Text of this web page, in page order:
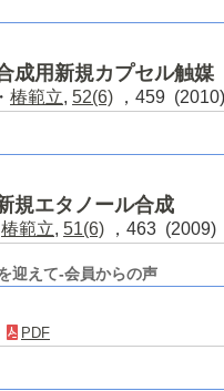
成用新規カプセル触媒
・ 椿範立, 52(6) ，459
規エタノール合成
椿範立, 51(6) ，463 (2009)
迎えて-会員からの声
PDF